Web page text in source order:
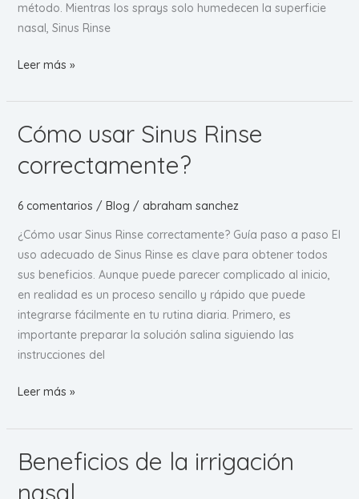
método. Mientras los sprays solo humedecen la superficie
nasal, Sinus Rinse
Sinus
vs
sprays
nasales
Leer más »
Cómo usar Sinus Rinse
correctamente?
6 comentarios / Blog / abraham sanchez
¿Cómo usar Sinus Rinse correctamente? Guía paso a paso El
uso adecuado de Sinus Rinse es clave para obtener todos
sus beneficios. Aunque puede parecer complicado al inicio,
en realidad es un proceso sencillo y rápido que puede
integrarse fácilmente en tu rutina diaria. Primero, es
importante preparar la solución salina siguiendo las
instrucciones del
Cómo
Sinus
Rinse
correctamente?
Leer más »
Beneficios de la irrigación
nasal